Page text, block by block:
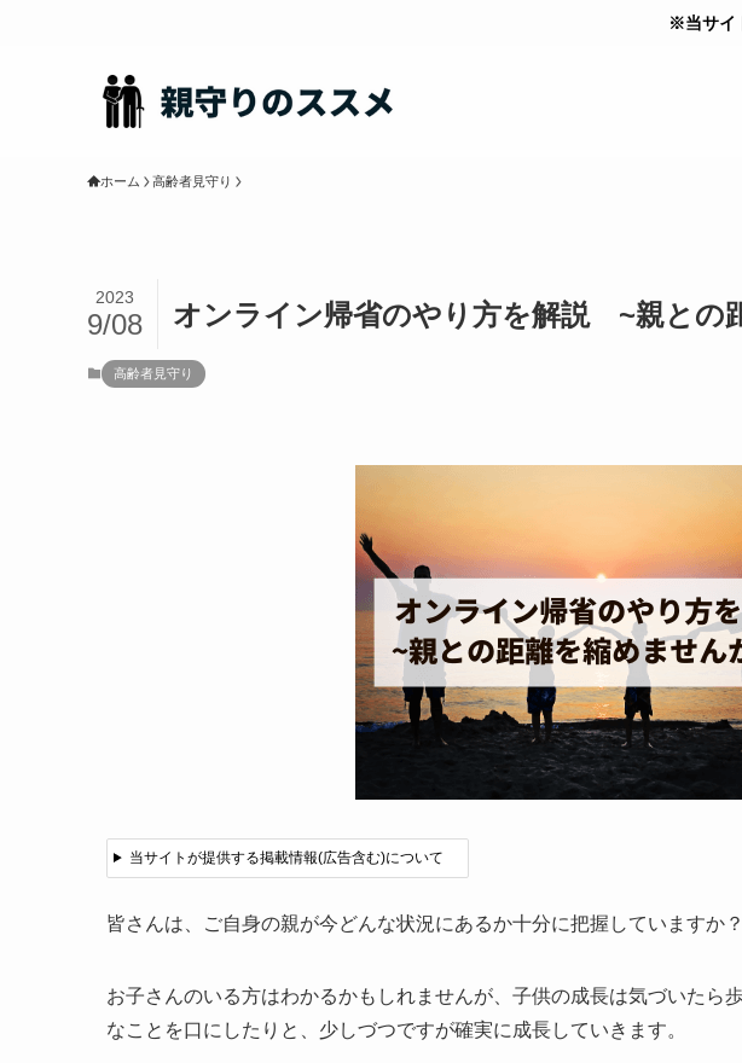
※当サイ
ホーム 高齢者見守り
オンライン帰省のやり方を解説 ~親との
2023
9/08
高齢者見守り
当サイトが提供する掲載情報(広告含む)について
皆さんは、ご自身の親が今どんな状況にあるか十分に把握していますか？
お子さんのいる方はわかるかもしれませんが、子供の成長は気づいたら
なことを口にしたりと、少しづつですが確実に成長していきます。